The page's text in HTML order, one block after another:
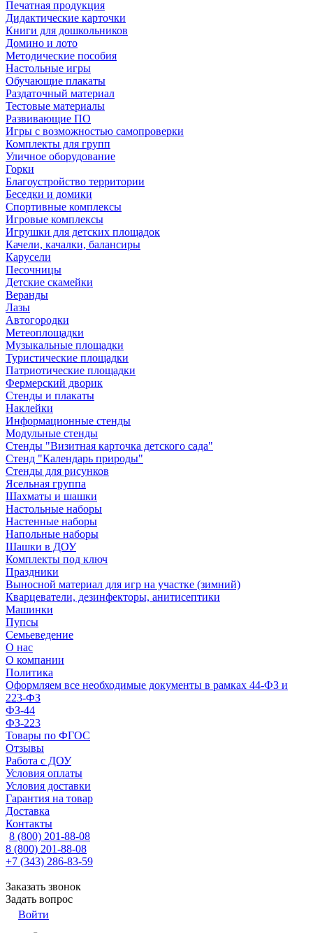
Печатная продукция
Дидактические карточки
Книги для дошкольников
Домино и лото
Методические пособия
Настольные игры
Обучающие плакаты
Раздаточный материал
Тестовые материалы
Развивающие ПО
Игры с возможностью самопроверки
Комплекты для групп
Уличное оборудование
Горки
Благоустройство территории
Беседки и домики
Спортивные комплексы
Игровые комплексы
Игрушки для детских площадок
Качели, качалки, балансиры
Карусели
Песочницы
Детские скамейки
Веранды
Лазы
Автогородки
Метеоплощадки
Музыкальные площадки
Туристические площадки
Патриотические площадки
Фермерский дворик
Стенды и плакаты
Наклейки
Информационные стенды
Модульные стенды
Стенды "Визитная карточка детского сада"
Стенд "Календарь природы"
Стенды для рисунков
Ясельная группа
Шахматы и шашки
Настольные наборы
Настенные наборы
Напольные наборы
Шашки в ДОУ
Комплекты под ключ
Праздники
Выносной материал для игр на участке (зимний)
Кварцеватели, дезинфекторы, анитисептики
Машинки
Пупсы
Семьеведение
О нас
О компании
Политика
Оформляем все необходимые документы в рамках 44-ФЗ и
223-ФЗ
ФЗ-44
ФЗ-223
Товары по ФГОС
Отзывы
Работа с ДОУ
Условия оплаты
Условия доставки
Гарантия на товар
Доставка
Контакты
8 (800) 201-88-08
8 (800) 201-88-08
+7 (343) 286-83-59
Заказать звонок
Задать вопрос
Войти